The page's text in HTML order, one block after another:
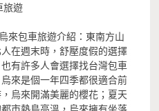
旅遊
來包車旅遊介紹：東南方山
在週末時，舒壓度假的選擇
有許多人會選擇找台灣包車
來是個一年四季都很適合前
烏來開滿美麗的櫻花；夏天
市熱島高溫，烏來擁有坐落